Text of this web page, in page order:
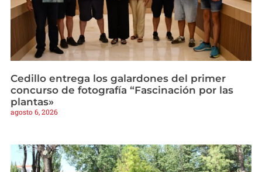
Cedillo entrega los galardones del primer
concurso de fotografía “Fascinación por las
plantas»
agosto 6, 2026